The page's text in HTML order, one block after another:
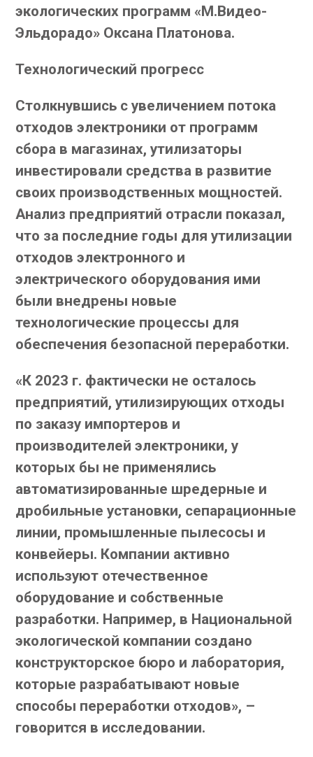
экологических программ «М.Видео-
Эльдорадо» Оксана Платонова.
Технологический прогресс
Столкнувшись с увеличением потока
отходов электроники от программ
сбора в магазинах, утилизаторы
инвестировали средства в развитие
своих производственных мощностей.
Анализ предприятий отрасли показал,
что за последние годы для утилизации
отходов электронного и
электрического оборудования ими
были внедрены новые
технологические процессы для
обеспечения безопасной переработки.
«К 2023 г. фактически не осталось
предприятий, утилизирующих отходы
по заказу импортеров и
производителей электроники, у
которых бы не применялись
автоматизированные шредерные и
дробильные установки, сепарационные
линии, промышленные пылесосы и
конвейеры. Компании активно
используют отечественное
оборудование и собственные
разработки. Например, в Национальной
экологической компании создано
конструкторское бюро и лаборатория,
которые разрабатывают новые
способы переработки отходов», –
говорится в исследовании.